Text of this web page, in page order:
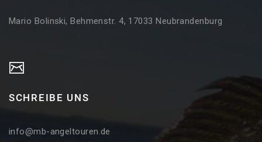
Mario Bolinski, Behmenstr. 4, 17033 Neubrandenburg
SCHREIBE UNS
info@mb-angeltouren.de